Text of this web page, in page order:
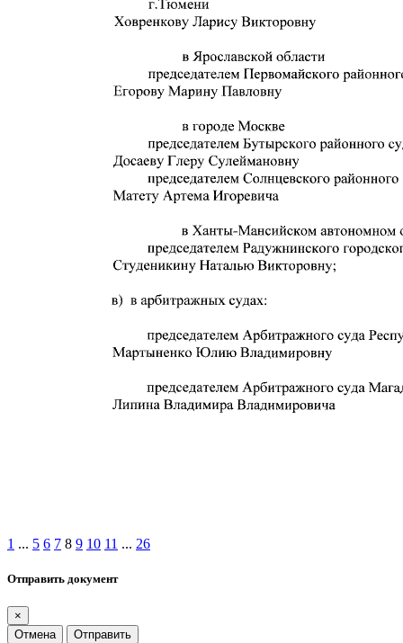
1 ... 5 6 7 8 9 10 11 ... 26
Отправить документ
×
Отмена
Отправить